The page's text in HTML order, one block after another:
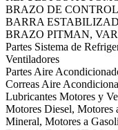
BRAZO DE
BARRA
BRAZO PITMAN,
Partes Sistema de
Ventiladores
Partes Aire
Correas Aire
Lubricantes Motores y
Motores Diesel, Motores
Mineral, Motores a